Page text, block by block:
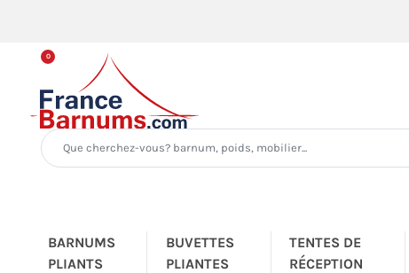
0
BARNUMS
PLIANTS
BUVETTES
PLIANTES
TENTES DE
RÉCEPTION